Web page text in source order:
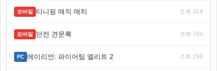
모바일 티니핑 매직 매치 조회 314
모바일 던전 견문록 조회 704
PC 에이리언: 파이어팀 엘리트 2 조회 298